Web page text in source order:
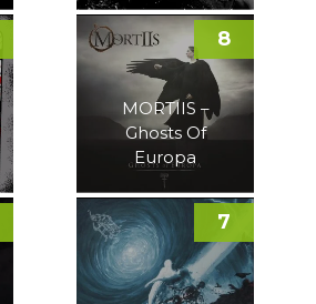
MORTIIS –
Ghosts Of
Europa
8
7